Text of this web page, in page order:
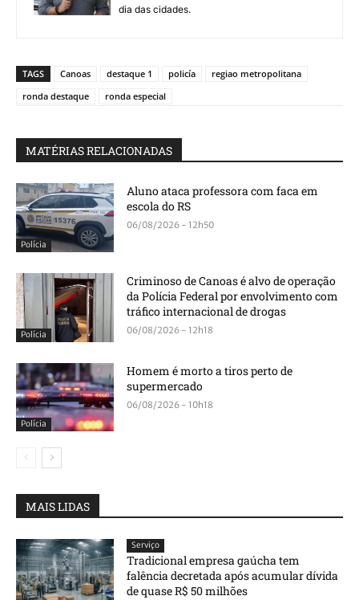
dia das cidades.
TAGS Canoas destaque 1 policía
regiao metropolitana
ronda destaque
ronda especial
MATÉRIAS RELACIONADAS
Polícia
Aluno ataca professora com faca em
escola do RS
06/08/2026 - 12h50
Polícia
Criminoso de Canoas é alvo de operação
da Polícia Federal por envolvimento com
tráfico internacional de drogas
06/08/2026 - 12h18
Polícia
Homem é morto a tiros perto de
supermercado
06/08/2026 - 10h18
MAIS LIDAS
Serviço
Tradicional empresa gaúcha tem
falência decretada após acumular dívida
de quase R$ 50 milhões